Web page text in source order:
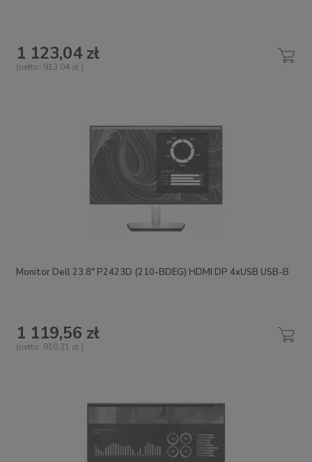
1 123,04 zł
(netto: 913,04 zł )
Monitor Dell 23.8" P2423D (210-BDEG) HDMI DP 4xUSB USB-B
1 119,56 zł
(netto: 910,21 zł )